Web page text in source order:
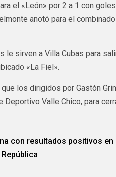
el «León» por 2 a 1 con
anotó para el
le sirven a Villa Cubas para
«La Fiel».
los dirigidos por Gastón
Deportivo Valle Chico, para
con resultados positivos en
República